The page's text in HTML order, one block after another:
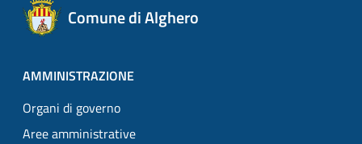
Comune di Alghero
AMMINISTRAZIONE
Organi di governo
Aree amministrative